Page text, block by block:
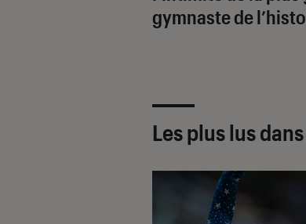
gymnaste de
Les plus lus